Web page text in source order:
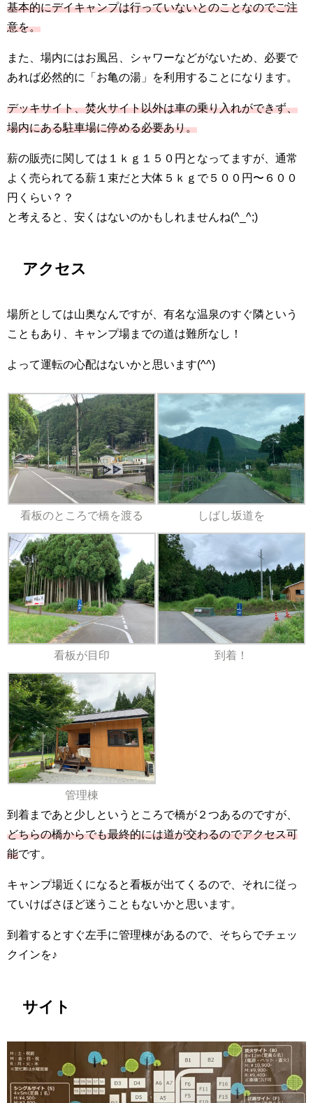
基本的にデイキャンプは行っていないとのことなのでご注
意を。
また、場内にはお風呂、シャワーなどがないため、必要で
あれば必然的に「お亀の湯」を利用することになります。
デッキサイト、焚火サイト以外は車の乗り入れができず、
場内にある駐車場に停める必要あり。
薪の販売に関しては１ｋｇ１５０円となってますが、通常
よく売られてる薪１束だと大体５ｋｇで５００円〜６００
円くらい？？
と考えると、安くはないのかもしれませんね(^_^;)
アクセス
場所としては山奥なんですが、有名な温泉のすぐ隣という
こともあり、キャンプ場までの道は難所なし！
よって運転の心配はないかと思います(^^)
看板のところで橋を渡る しばし坂道を
看板が目印 到着！
管理棟
到着まであと少しというところで橋が２つあるのですが、
どちらの橋からでも最終的には道が交わるのでアクセス可
能です。
キャンプ場近くになると看板が出てくるので、それに従っ
ていけばさほど迷うこともないかと思います。
到着するとすぐ左手に管理棟があるので、そちらでチェッ
クインを♪
サイト